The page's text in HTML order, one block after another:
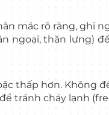
mác rõ ràng, ghi
ngoại, thăn lưng)
thấp hơn. Không
tránh cháy lạnh